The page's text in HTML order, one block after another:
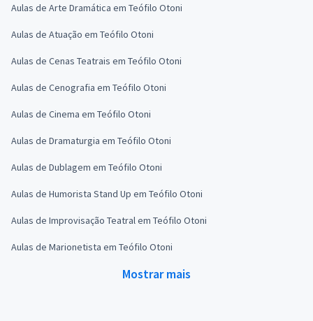
Aulas de Arte Dramática em Teófilo Otoni
Aulas de Atuação em Teófilo Otoni
Aulas de Cenas Teatrais em Teófilo Otoni
Aulas de Cenografia em Teófilo Otoni
Aulas de Cinema em Teófilo Otoni
Aulas de Dramaturgia em Teófilo Otoni
Aulas de Dublagem em Teófilo Otoni
Aulas de Humorista Stand Up em Teófilo Otoni
Aulas de Improvisação Teatral em Teófilo Otoni
Aulas de Marionetista em Teófilo Otoni
Mostrar mais